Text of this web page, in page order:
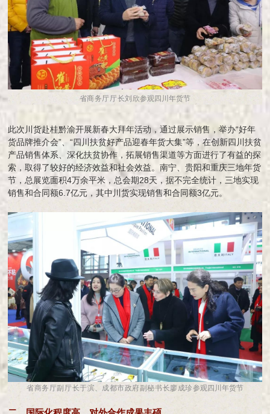
省商务厅厅长刘欣参观四川年货节
此次川货赴桂黔渝开展新春大拜年活动，通过展示销售，举办“好年
货品牌推介会”、“四川扶贫好产品迎春年货大集”等，在创新四川扶贫
产品销售体系、深化扶贫协作，拓展销售渠道等方面进行了有益的探
索，取得了较好的经济效益和社会效益。南宁、贵阳和重庆三地年货
节，总展览面积4万余平米，总会期28天，据不完全统计，三地实现
销售和合同额6.7亿元，其中川货实现销售和合同额3亿元。
省商务厅副厅长于滨、 成都市政府副秘书长廖成珍参观四川年货节